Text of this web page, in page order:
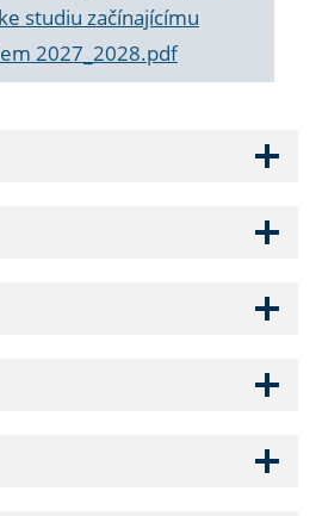
studiu začínajícímu
2027_2028.pdf